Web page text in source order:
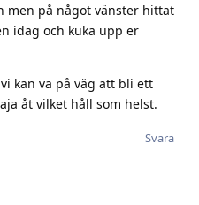
men på något vänster hittat
idag och kuka upp er
kan va på väg att bli ett
åt vilket håll som helst.
Svara